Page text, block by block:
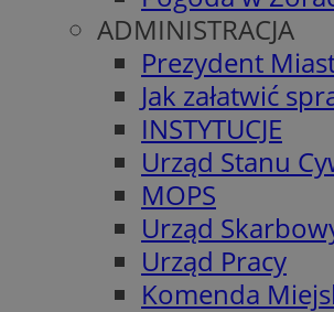
ADMINISTRACJA
Prezydent
Jak załatwić
INSTYTUCJE
Urząd Stanu
MOPS
Urząd
Urząd Pracy
Komenda